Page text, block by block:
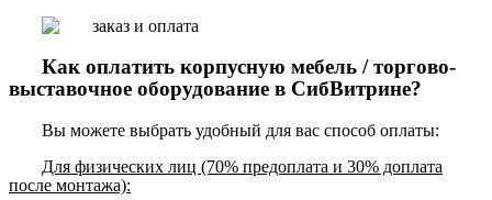
Как оплатить корпусную мебель / торгово-
выставочное оборудование в СибВитрине?
Вы можете выбрать удобный для вас способ оплаты:
Для физических лиц (70% предоплата и 30% доплата
после монтажа):